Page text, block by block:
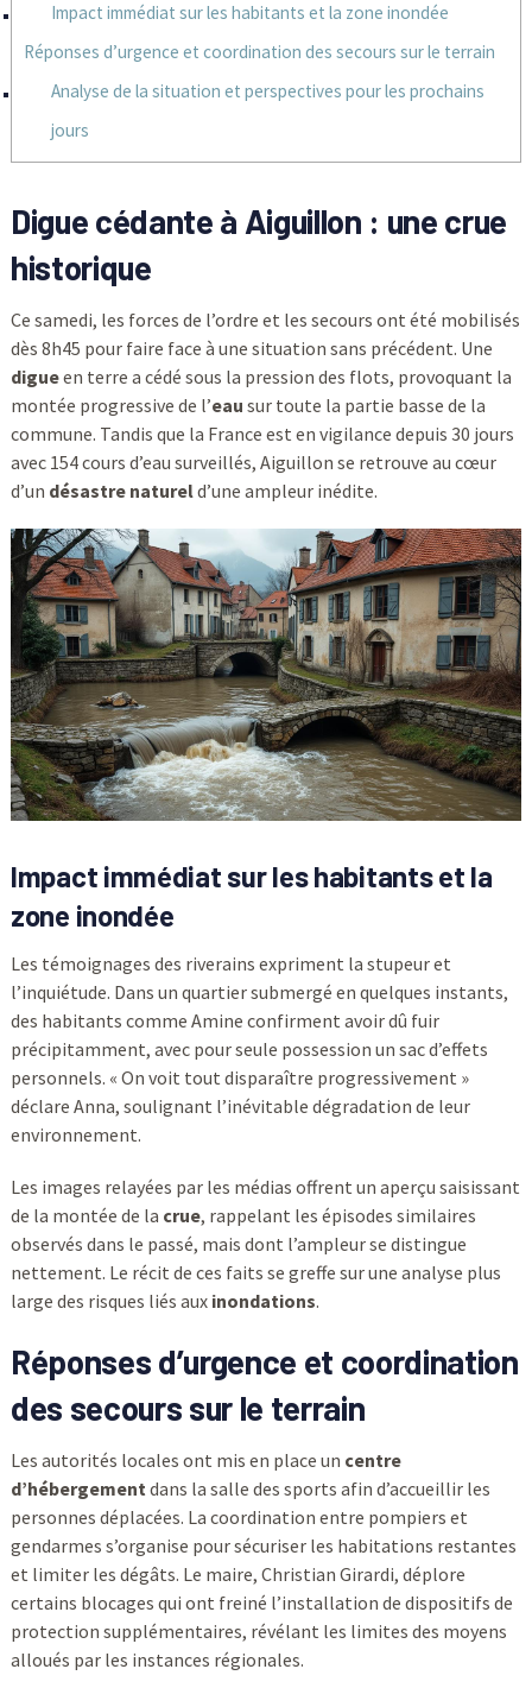
Impact immédiat sur les habitants et la zone inondée
Réponses d’urgence et coordination des secours sur le terrain
Analyse de la situation et perspectives pour les prochains
jours
Digue cédante à Aiguillon : une crue
historique
Ce samedi, les forces de l’ordre et les secours ont été mobilisés
dès 8h45 pour faire face à une situation sans précédent. Une
digueen terre a cédé sous la pression des flots, provoquant la
montée progressive de l’eau sur toute la partie basse de la
commune. Tandis que la France est en vigilance depuis 30 jours
avec 154 cours d’eau surveillés, Aiguillon se retrouve au cœur
d’un désastre natureld’une ampleur inédite.
Impact immédiat sur les habitants et la
zone inondée
Les témoignages des riverains expriment la stupeur et
l’inquiétude. Dans un quartier submergé en quelques instants,
des habitants comme Amine confirment avoir dû fuir
précipitamment, avec pour seule possession un sac d’effets
personnels. « On voit tout disparaître progressivement »
déclare Anna, soulignant l’inévitable dégradation de leur
environnement.
Les images relayées par les médias offrent un aperçu saisissant
de la montée de la crue, rappelant les épisodes similaires
observés dans le passé, mais dont l’ampleur se distingue
nettement. Le récit de ces faits se greffe sur une analyse plus
large des risques liés aux inondations.
Réponses d’urgence et coordination
des secours sur le terrain
Les autorités locales ont mis en place un centre
d’hébergementdans la salle des sports afin d’accueillir les
personnes déplacées. La coordination entre pompiers et
gendarmes s’organise pour sécuriser les habitations restantes
et limiter les dégâts. Le maire, Christian Girardi, déplore
certains blocages qui ont freiné l’installation de dispositifs de
protection supplémentaires, révélant les limites des moyens
alloués par les instances régionales.